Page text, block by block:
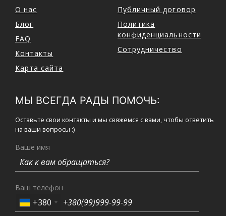
О нас
Блог
FAQ
Контакты
Карта сайта
Публичный договор
Политика
конфиденциальности
Сотрудничество
МЫ ВСЕГДА РАДЫ ПОМОЧЬ:
Оставьте свои контакты и мы свяжемся с вами, чтобы ответить
на ваши вопросы :)
Ваше имя
Ваш телефон
+380